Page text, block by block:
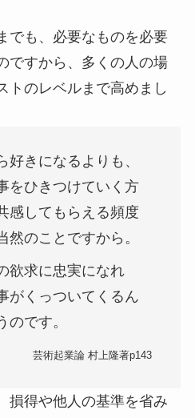
でも、必要なものを必要
ですから、多くの人の場
トのレベルまで高めまし
好きになるよりも、
をひきつけていく方
感してもらえる頻度
然のことですから。
欲求に忠実になれ
がくっついてくるん
のです。
芸術起業論 村上隆著p143
損得や他人の基準を省み